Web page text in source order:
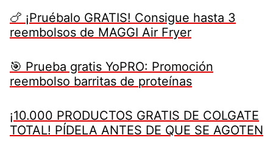
🍗 ¡Pruébalo GRATIS! Consigue hasta 3
reembolsos de MAGGI Air Fryer
🎯 Prueba gratis YoPRO: Promoción
reembolso barritas de proteínas
¡10.000 PRODUCTOS GRATIS DE COLGATE
TOTAL! PÍDELA ANTES DE QUE SE AGOTEN